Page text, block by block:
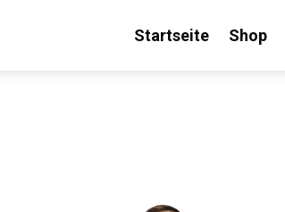
Startseite Shop